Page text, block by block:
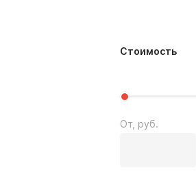
Стоимость
От, руб.